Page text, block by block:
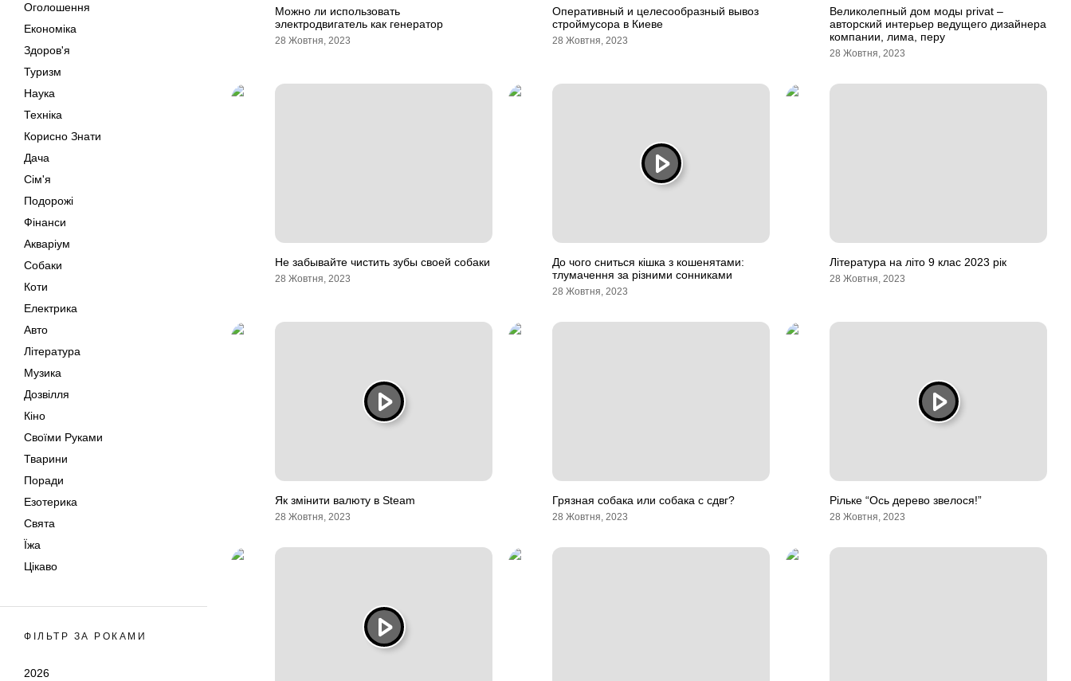
Оголошення
Економіка
Здоров'я
Туризм
Наука
Техніка
Корисно Знати
Дача
Сім'я
Подорожі
Фінанси
Акваріум
Собаки
Коти
Електрика
Авто
Література
Музика
Дозвілля
Кіно
Своїми Руками
Тварини
Поради
Езотерика
Свята
Їжа
Цікаво
ФІЛЬТР ЗА РОКАМИ
2026
Можно ли использовать
электродвигатель как генератор
28 Жовтня, 2023
Оперативный и целесообразный вывоз
строймусора в Киеве
28 Жовтня, 2023
Великолепный дом моды privat –
авторский интерьер ведущего дизайнера
компании, лима, перу
28 Жовтня, 2023
Не забывайте чистить зубы своей собаки
28 Жовтня, 2023
До чого сниться кішка з кошенятами:
тлумачення за різними сонниками
28 Жовтня, 2023
Література на літо 9 клас 2023 рік
28 Жовтня, 2023
Як змінити валюту в Steam
28 Жовтня, 2023
Грязная собака или собака с сдвг?
28 Жовтня, 2023
Рільке “Ось дерево звелося!”
28 Жовтня, 2023